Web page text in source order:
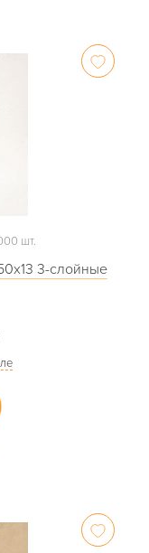
шт.
3-слойные